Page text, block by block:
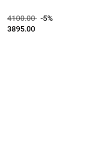
4100.00 -5%
3895.00